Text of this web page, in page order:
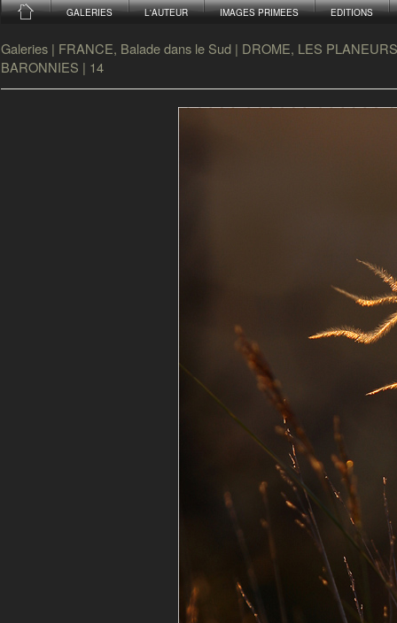
GALERIES L'AUTEUR IMAGES PRIMEES EDITIONS
Galeries | FRANCE, Balade dans le Sud | DROME, LES
BARONNIES | 14